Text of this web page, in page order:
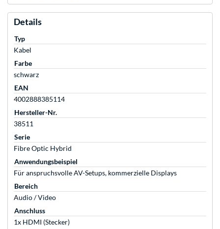
Details
Typ
Kabel
Farbe
schwarz
EAN
4002888385114
Hersteller-Nr.
38511
Serie
Fibre Optic Hybrid
Anwendungsbeispiel
Für anspruchsvolle AV-Setups, kommerzielle Displays
Bereich
Audio / Video
Anschluss
1x HDMI (Stecker)